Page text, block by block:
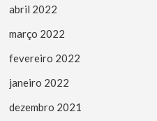
abril 2022
março 2022
fevereiro 2022
janeiro 2022
dezembro 2021